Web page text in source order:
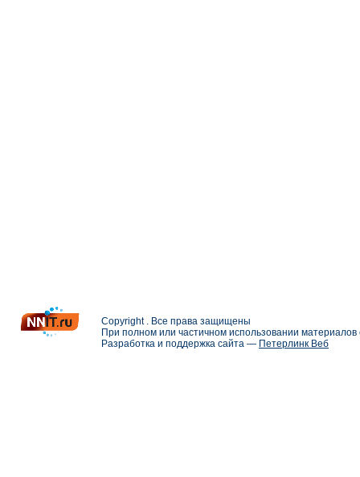
Copyright . Все права защищены
При полном или частичном использовании
Разработка и поддержка сайта — Петерлинк Веб